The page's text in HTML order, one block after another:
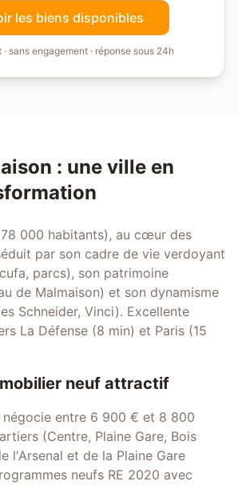
les biens disponibles
sans engagement · réponse sous 24h
: une ville en
000 habitants), au cœur des
par son cadre de vie verdoyant
parcs), son patrimoine
de Malmaison) et son dynamisme
Schneider, Vinci). Excellente
La Défense (8 min) et Paris (15
neuf attractif
négocie entre 6 900 € et 8 800
(Centre, Plaine Gare, Bois
l'Arsenal et de la Plaine Gare
neufs RE 2020 avec